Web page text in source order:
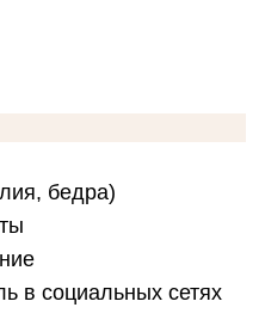
бедра)
социальных сетях